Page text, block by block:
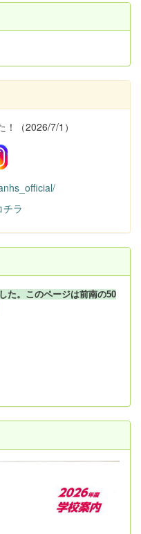
！（2026/7/1）
チラ
た。このページは前南の50